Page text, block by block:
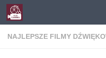
Skip to content
NAJLEPSZE FILMY